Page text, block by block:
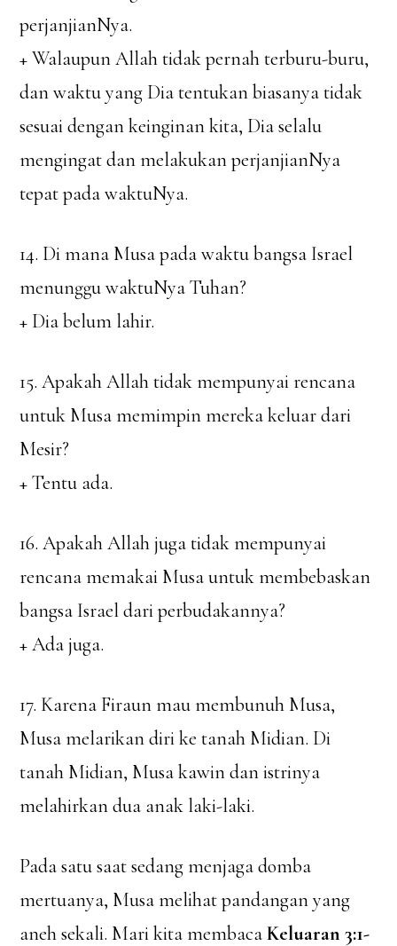
perjanjianNya.
+ Walaupun Allah tidak pernah terburu-buru,
dan waktu yang Dia tentukan biasanya tidak
sesuai dengan keinginan kita, Dia selalu
mengingat dan melakukan perjanjianNya
tepat pada waktuNya.
14. Di mana Musa pada waktu bangsa Israel
menunggu waktuNya Tuhan?
+ Dia belum lahir.
15. Apakah Allah tidak mempunyai rencana
untuk Musa memimpin mereka keluar dari
Mesir?
+ Tentu ada.
16. Apakah Allah juga tidak mempunyai
rencana memakai Musa untuk membebaskan
bangsa Israel dari perbudakannya?
+ Ada juga.
17. Karena Firaun mau membunuh Musa,
Musa melarikan diri ke tanah Midian. Di
tanah Midian, Musa kawin dan istrinya
melahirkan dua anak laki-laki.
Pada satu saat sedang menjaga domba
mertuanya, Musa melihat pandangan yang
aneh sekali. Mari kita membacaKeluaran 3:1-